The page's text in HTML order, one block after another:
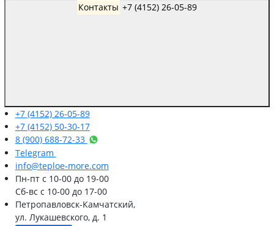
Контакты
+7 (4152) 26-05-89
+7 (4152) 50-30-17
8 (900) 688-72-33
Telegram
info@teploe-more.com
Пн-птс 10-00 до 19-00
Сб-вс с 10-00 до 17-00
Петропавловск-Камчатский,
ул. Лукашевского, д. 1